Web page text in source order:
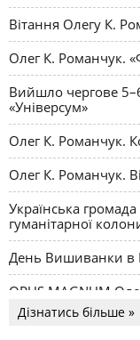
Вітання Олегу К.
Олег К. Романчук.
Вийшло чергове
«Універсум»
Олег К. Романчук.
Олег К. Романчук.
Українська
гуманітарної
День Вишиванки в
OPUS MAGNUM
Дізнатись більше »